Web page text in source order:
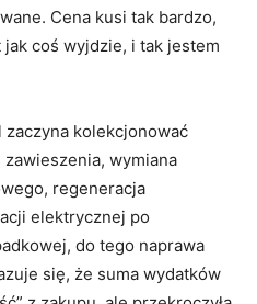
Cena kusi tak bardzo,
coś wyjdzie, i tak jestem
zaczyna kolekcjonować
wymiana
regeneracja
elektrycznej po
do tego naprawa
się, że suma wydatków